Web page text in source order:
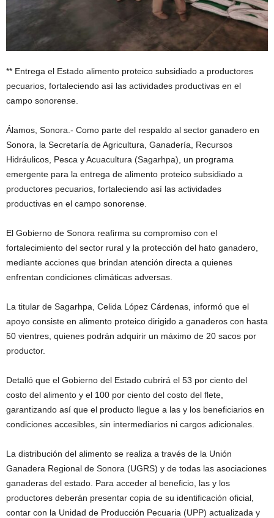
** Entrega el Estado alimento proteico subsidiado a productores
pecuarios, fortaleciendo así las actividades productivas en el
campo sonorense.
Álamos, Sonora.- Como parte del respaldo al sector ganadero en
Sonora, la Secretaría de Agricultura, Ganadería, Recursos
Hidráulicos, Pesca y Acuacultura (Sagarhpa), un programa
emergente para la entrega de alimento proteico subsidiado a
productores pecuarios, fortaleciendo así las actividades
productivas en el campo sonorense.
El Gobierno de Sonora reafirma su compromiso con el
fortalecimiento del sector rural y la protección del hato ganadero,
mediante acciones que brindan atención directa a quienes
enfrentan condiciones climáticas adversas.
La titular de Sagarhpa, Celida López Cárdenas, informó que el
apoyo consiste en alimento proteico dirigido a ganaderos con hasta
50 vientres, quienes podrán adquirir un máximo de 20 sacos por
productor.
Detalló que el Gobierno del Estado cubrirá el 53 por ciento del
costo del alimento y el 100 por ciento del costo del flete,
garantizando así que el producto llegue a las y los beneficiarios en
condiciones accesibles, sin intermediarios ni cargos adicionales.
La distribución del alimento se realiza a través de la Unión
Ganadera Regional de Sonora (UGRS) y de todas las asociaciones
ganaderas del estado. Para acceder al beneficio, las y los
productores deberán presentar copia de su identificación oficial,
contar con la Unidad de Producción Pecuaria (UPP) actualizada y